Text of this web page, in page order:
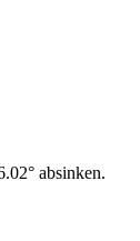
absinken.